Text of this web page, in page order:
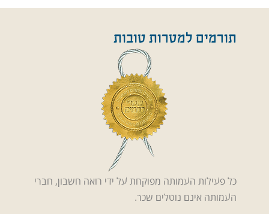
תורמים למטרות טובות
כל פעילות העמותה מפוקחת על ידי רואה חשבון, חברי
העמותה אינם נוטלים שכר.